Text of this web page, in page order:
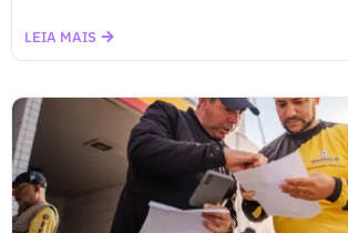
LEIA MAIS